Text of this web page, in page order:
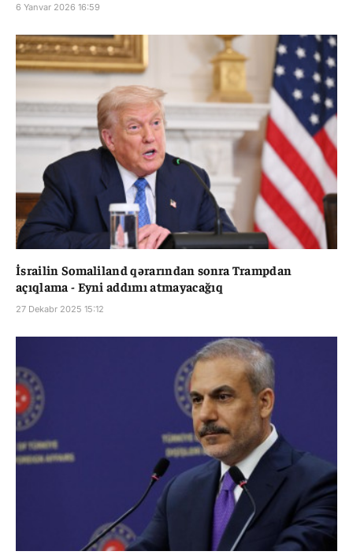
6 Yanvar 2026 16:59
İsrailin Somaliland qərarından sonra Trampdan
açıqlama - Eyni addımı atmayacağıq
27 Dekabr 2025 15:12